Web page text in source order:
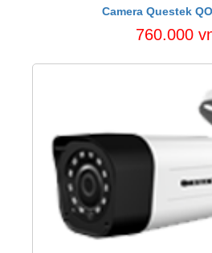
Camera Questek
760.000